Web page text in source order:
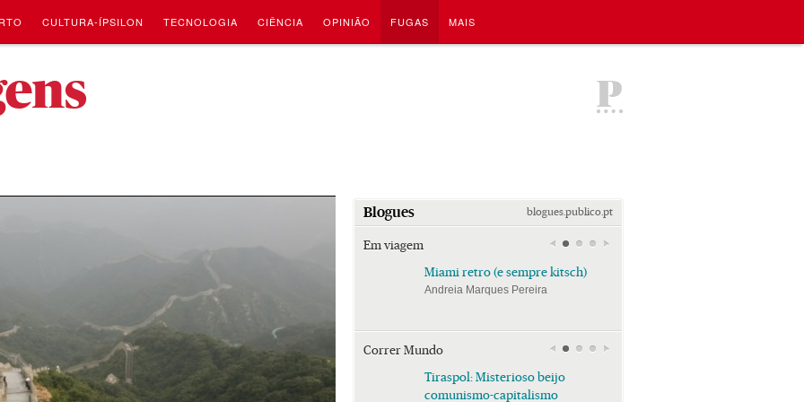
CULTURA-ÍPSILON TECNOLOGIA CIÊNCIA OPINIÃO FUGAS MAIS
P
Blogues blogues.publico.pt
Em viagem
Miami retro (e sempre kitsch)
Andreia Marques Pereira
Correr Mundo
Tiraspol: Misterioso beijo
comunismo-capitalismo